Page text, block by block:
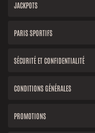
JACKPOTS
PARIS SPORTIFS
SÉCURITÉ ET CONFIDENTIALITÉ
CONDITIONS GÉNÉRALES
PROMOTIONS